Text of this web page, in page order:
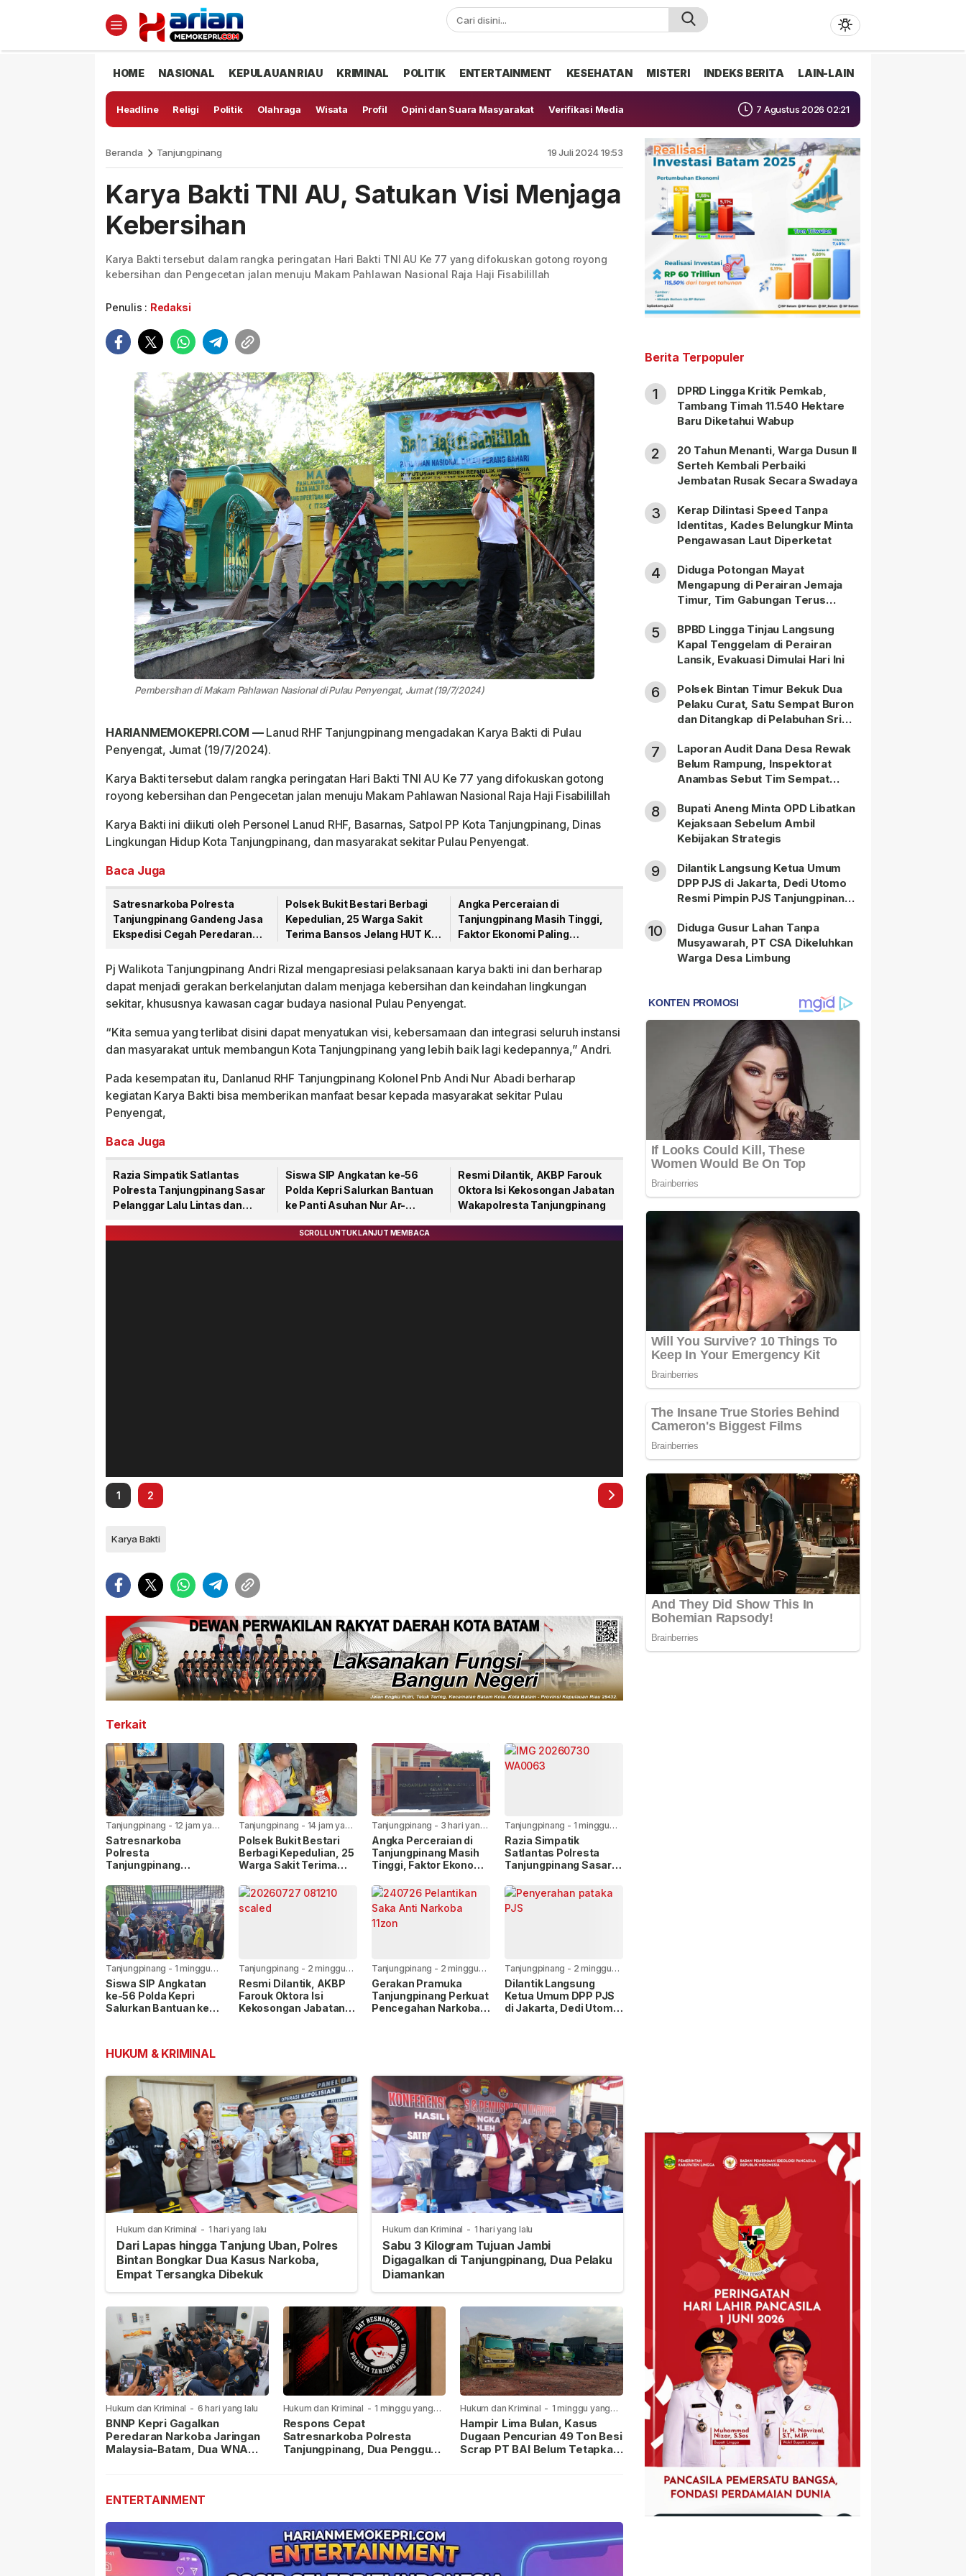
HOME NASIONAL KEPULAUAN RIAU KRIMINAL POLITIK ENTERTAINMENT KESEHATAN MISTERI INDEKS BERITA LAIN-LAIN
Headline Religi Politik Olahraga Wisata Profil Opini dan Suara Masyarakat Verifikasi Media 7 Agustus 2026 02:21
Beranda Tanjungpinang 19 Juli 2024 19:53
Karya Bakti TNI AU, Satukan Visi Menjaga
Kebersihan
Karya Bakti tersebut dalam rangka peringatan Hari Bakti TNI AU Ke 77 yang difokuskan gotong royong
kebersihan dan Pengecetan jalan menuju Makam Pahlawan Nasional Raja Haji Fisabilillah
Penulis : Redaksi
Pembersihan di Makam Pahlawan Nasional di Pulau Penyengat, Jumat (19/7/2024)
HARIANMEMOKEPRI.COM —Lanud RHF Tanjungpinang mengadakan Karya Bakti di Pulau
Penyengat, Jumat (19/7/2024).
Karya Bakti tersebut dalam rangka peringatan Hari Bakti TNI AU Ke 77 yang difokuskan gotong
royong kebersihan dan Pengecetan jalan menuju Makam Pahlawan Nasional Raja Haji Fisabilillah
Karya Bakti ini diikuti oleh Personel Lanud RHF, Basarnas, Satpol PP Kota Tanjungpinang, Dinas
Lingkungan Hidup Kota Tanjungpinang, dan masyarakat sekitar Pulau Penyengat.
Baca Juga
Satresnarkoba Polresta
Tanjungpinang Gandeng Jasa
Ekspedisi Cegah Peredaran
Polsek Bukit Bestari Berbagi
Kepedulian, 25 Warga Sakit
Terima Bansos Jelang HUT Ke-
Angka Perceraian di
Tanjungpinang Masih Tinggi,
Faktor Ekonomi Paling
Pj Walikota Tanjungpinang Andri Rizal mengapresiasi pelaksanaan karya bakti ini dan berharap
dapat menjadi gerakan berkelanjutan dalam menjaga kebersihan dan keindahan lingkungan
sekitar, khususnya kawasan cagar budaya nasional Pulau Penyengat.
“Kita semua yang terlibat disini dapat menyatukan visi, kebersamaan dan integrasi seluruh instansi
dan masyarakat untuk membangun Kota Tanjungpinang yang lebih baik lagi kedepannya,” Andri.
Pada kesempatan itu, Danlanud RHF Tanjungpinang Kolonel Pnb Andi Nur Abadi berharap
kegiatan Karya Bakti bisa memberikan manfaat besar kepada masyarakat sekitar Pulau
Penyengat,
Baca Juga
Razia Simpatik Satlantas
Polresta Tanjungpinang Sasar
Pelanggar Lalu Lintas dan
Siswa SIP Angkatan ke-56
Polda Kepri Salurkan Bantuan
ke Panti Asuhan Nur Ar-
Resmi Dilantik, AKBP Farouk
Oktora Isi Kekosongan Jabatan
Wakapolresta Tanjungpinang
1 2
Karya Bakti
Terkait
Tanjungpinang - 12 jam yang
lalu
Satresnarkoba
Polresta
Tanjungpinang
Ekspedisi Cegah
Peredaran Narkoba
Lewat Paket Kiriman
Tanjungpinang - 14 jam yang
lalu
Polsek Bukit Bestari
Berbagi Kepedulian, 25
Warga Sakit Terima
81 RI
Tanjungpinang - 3 hari yang
lalu
Angka Perceraian di
Tanjungpinang Masih
Tinggi, Faktor Ekonomi
Tanjungpinang - 1 minggu
yang lalu
Razia Simpatik
Satlantas Polresta
Tanjungpinang Sasar
dan Nopol Bodong
Tanjungpinang - 1 minggu
yang lalu
Siswa SIP Angkatan
ke-56 Polda Kepri
Salurkan Bantuan ke
Tanjungpinang - 2 minggu
yang lalu
Resmi Dilantik, AKBP
Farouk Oktora Isi
Kekosongan Jabatan
Tanjungpinang - 2 minggu
yang lalu
Gerakan Pramuka
Tanjungpinang Perkuat
Pencegahan Narkoba
Tanjungpinang - 2 minggu
yang lalu
Dilantik Langsung
Ketua Umum DPP PJS
di Jakarta, Dedi Utomo
HUKUM & KRIMINAL
Hukum dan Kriminal - 1 hari yang lalu
Dari Lapas hingga Tanjung Uban, Polres
Bintan Bongkar Dua Kasus Narkoba,
Empat Tersangka Dibekuk
Hukum dan Kriminal - 1 hari yang lalu
Sabu 3 Kilogram Tujuan Jambi
Digagalkan di Tanjungpinang, Dua Pelaku
Diamankan
Hukum dan Kriminal - 6 hari yang lalu
BNNP Kepri Gagalkan
Peredaran Narkoba Jaringan
Malaysia-Batam, Dua WNA
Hukum dan Kriminal - 1 minggu yang
lalu
Respons Cepat
Satresnarkoba Polresta
Tanjungpinang, Dua Pengguna
Hukum dan Kriminal - 1 minggu yang
lalu
Hampir Lima Bulan, Kasus
Dugaan Pencurian 49 Ton Besi
Scrap PT BAI Belum Tetapkan
ENTERTAINMENT
Berita Terpopuler
1
DPRD Lingga Kritik Pemkab,
Tambang Timah 11.540 Hektare
Baru Diketahui Wabup
2
20 Tahun Menanti, Warga Dusun II
Serteh Kembali Perbaiki
Jembatan Rusak Secara Swadaya
3
Kerap Dilintasi Speed Tanpa
Identitas, Kades Belungkur Minta
Pengawasan Laut Diperketat
4
Diduga Potongan Mayat
Mengapung di Perairan Jemaja
Timur, Tim Gabungan Terus
5
BPBD Lingga Tinjau Langsung
Kapal Tenggelam di Perairan
Lansik, Evakuasi Dimulai Hari Ini
6
Polsek Bintan Timur Bekuk Dua
Pelaku Curat, Satu Sempat Buron
dan Ditangkap di Pelabuhan Sri
7
Laporan Audit Dana Desa Rewak
Belum Rampung, Inspektorat
Anambas Sebut Tim Sempat
8
Bupati Aneng Minta OPD Libatkan
Kejaksaan Sebelum Ambil
Kebijakan Strategis
9
Dilantik Langsung Ketua Umum
DPP PJS di Jakarta, Dedi Utomo
Resmi Pimpin PJS Tanjungpinang-
10
Diduga Gusur Lahan Tanpa
Musyawarah, PT CSA Dikeluhkan
Warga Desa Limbung